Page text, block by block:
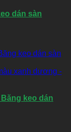
dán sàn
keo dán